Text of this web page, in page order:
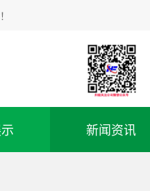
新闻资讯